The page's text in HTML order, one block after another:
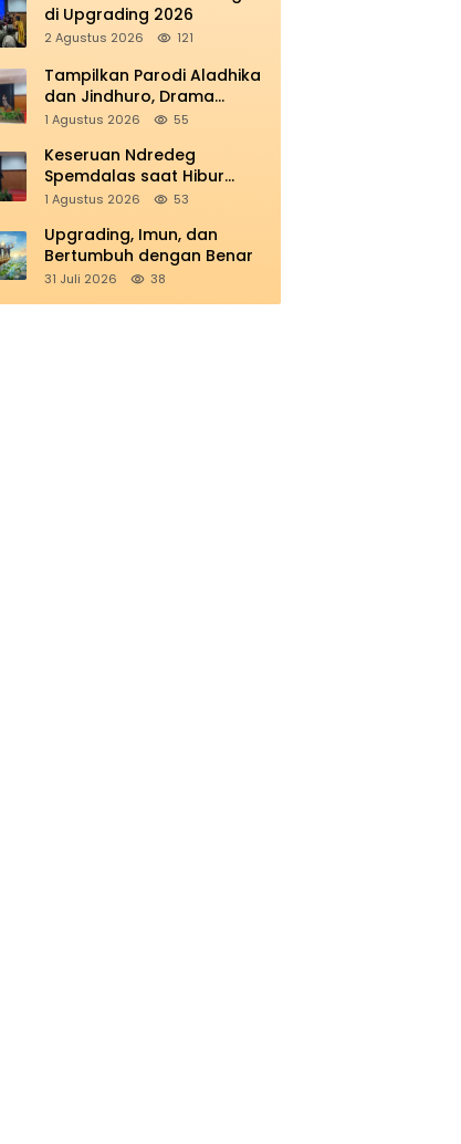
di Upgrading 2026
2 Agustus 2026 121
Tampilkan Parodi Aladhika
dan Jindhuro, Drama
Smamio Sedot Perhatian di
1 Agustus 2026 55
Keseruan Ndredeg
Spemdalas saat Hibur
Peserta MGKB’s Upgrading
1 Agustus 2026 53
Upgrading, Imun, dan
Bertumbuh dengan Benar
31 Juli 2026 38